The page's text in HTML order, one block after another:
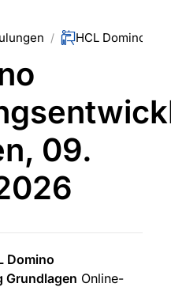
/
09.
Domino
Online-